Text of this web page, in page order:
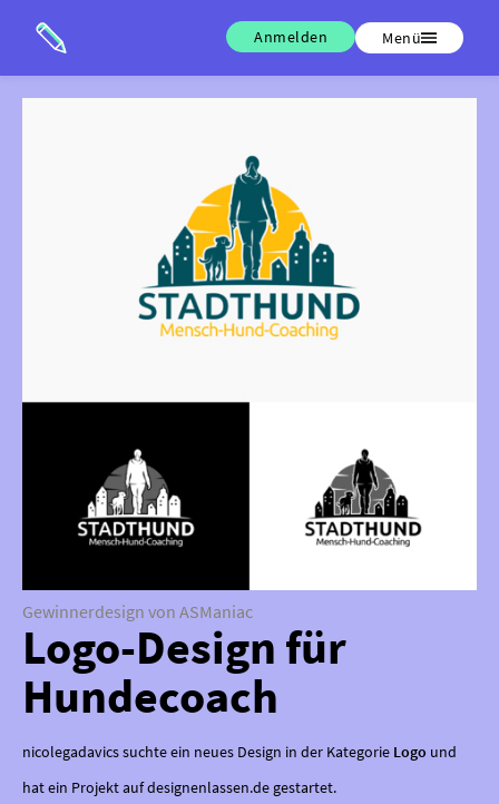
Anmelden Menü
Gewinnerdesign von ASManiac
Logo-Design für
Hundecoach
nicolegadavics suchte ein neues Design in der Kategorie Logo und
hat ein Projekt auf designenlassen.de gestartet.